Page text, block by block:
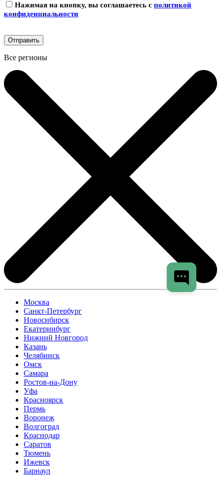
Нажимая на кнопку, вы соглашаетесь с политикой
конфиденциальности
Все регионы
Москва
Санкт-Петербург
Новосибирск
Екатеринбург
Нижний Новгород
Казань
Челябинск
Омск
Самара
Ростов-на-Дону
Уфа
Красноярск
Пермь
Воронеж
Волгоград
Краснодар
Саратов
Тюмень
Ижевск
Барнаул